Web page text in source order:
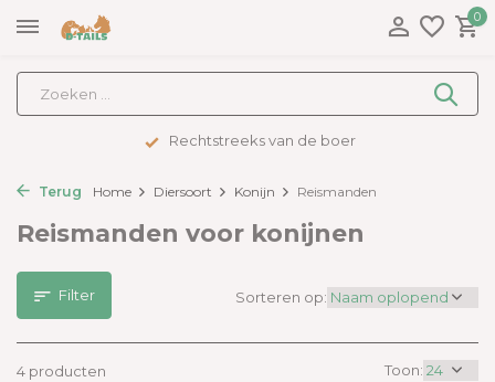
0
Rechtstreeks van de boer
Terug Home Diersoort Konijn Reismanden
Reismanden voor konijnen
Filter
4 producten Toon:
Sorteren op: